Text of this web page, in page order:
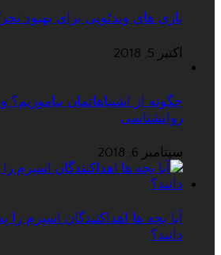
بازی های ویدئویی برای بهبود
اکتبر 5, 2018
چگونه از اشتباهاتمان
روانشناسی
سپتامبر 6, 2018
آیا بچه ها اهداکنندگان اسپرم
دانند؟